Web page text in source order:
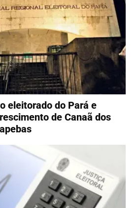
eleitorado do Pará e
de Canaã dos